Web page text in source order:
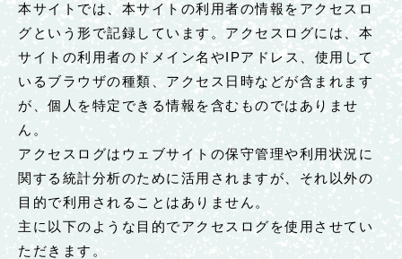
本サイトでは、本サイトの利用者の情報をアクセスロ
グという形で記録しています。アクセスログには、本
サイトの利用者のドメイン名やIPアドレス、使用して
いるブラウザの種類、アクセス日時などが含まれます
が、個人を特定できる情報を含むものではありませ
ん。
アクセスログはウェブサイトの保守管理や利用状況に
関する統計分析のために活用されますが、それ以外の
目的で利用されることはありません。
主に以下のような目的でアクセスログを使用させてい
ただきます。